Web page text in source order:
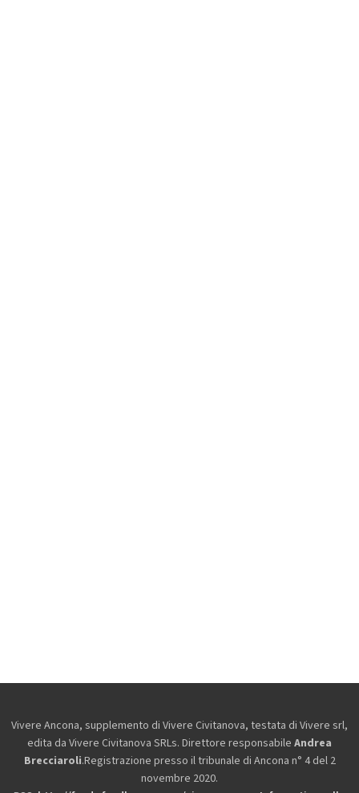
Vivere Ancona, supplemento di Vivere Civitanova, testata di Vivere srl,
edita da Vivere Civitanova SRLs. Direttore responsabile Andrea
Brecciaroli.Registrazione presso il tribunale di Ancona n° 4 del 2
novembre 2020.